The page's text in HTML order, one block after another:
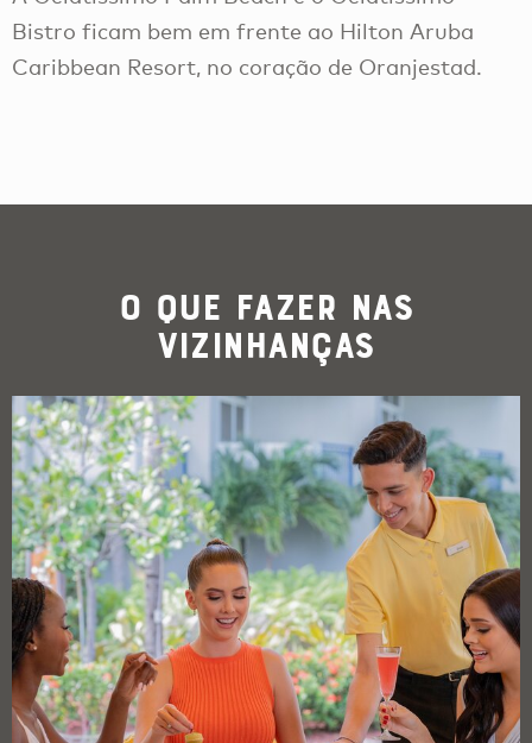
Bistro ficam bem em frente ao Hilton Aruba
Caribbean Resort, no coração de Oranjestad.
O que Fazer nas
Vizinhanças